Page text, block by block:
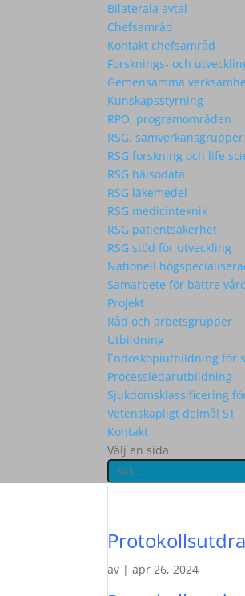
Bilaterala avtal
Chefsamråd
Kontakt chefsamråd
Forsknings- och
Gemensamma
Kunskapsstyrning
RPO, programområden
RSG, samverkansgrupper
RSG forskning och life
RSG hälsodata
RSG läkemedel
RSG medicinteknik
RSG patientsäkerhet
RSG stöd för utveckling
Nationell
Samarbete för bättre
Projekt
Råd och arbetsgrupper
Utbildning
Endoskopiutbildning för
Processledarutbildning
Sjukdomsklassificering
Vetenskapligt delmål ST
Kontakt
Välj en sida
av |apr 26, 2024